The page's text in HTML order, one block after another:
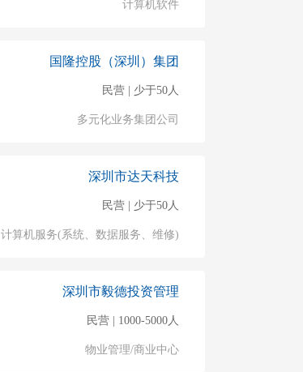
计算机软件
国隆控股（深圳）集团
民营 | 少于50人
多元化业务集团公司
深圳市达天科技
民营 | 少于50人
计算机服务(系统、数据服务、维修)
深圳市毅德投资管理
民营 | 1000-5000人
物业管理/商业中心